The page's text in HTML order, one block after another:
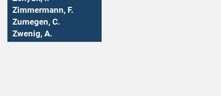
Zimmermann, F.
Zumegen, C.
Zwenig, A.